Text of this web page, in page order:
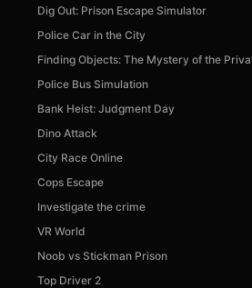
Dig Out: Prison Escape Simulator
Police Car in the City
Finding Objects: The Mystery of the
Police Bus Simulation
Bank Heist: Judgment Day
Dino Attack
City Race Online
Cops Escape
Investigate the crime
VR World
Noob vs Stickman Prison
Top Driver 2